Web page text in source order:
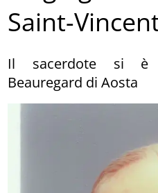
Saint-
Il sacerdote si è
Beauregard di Aosta